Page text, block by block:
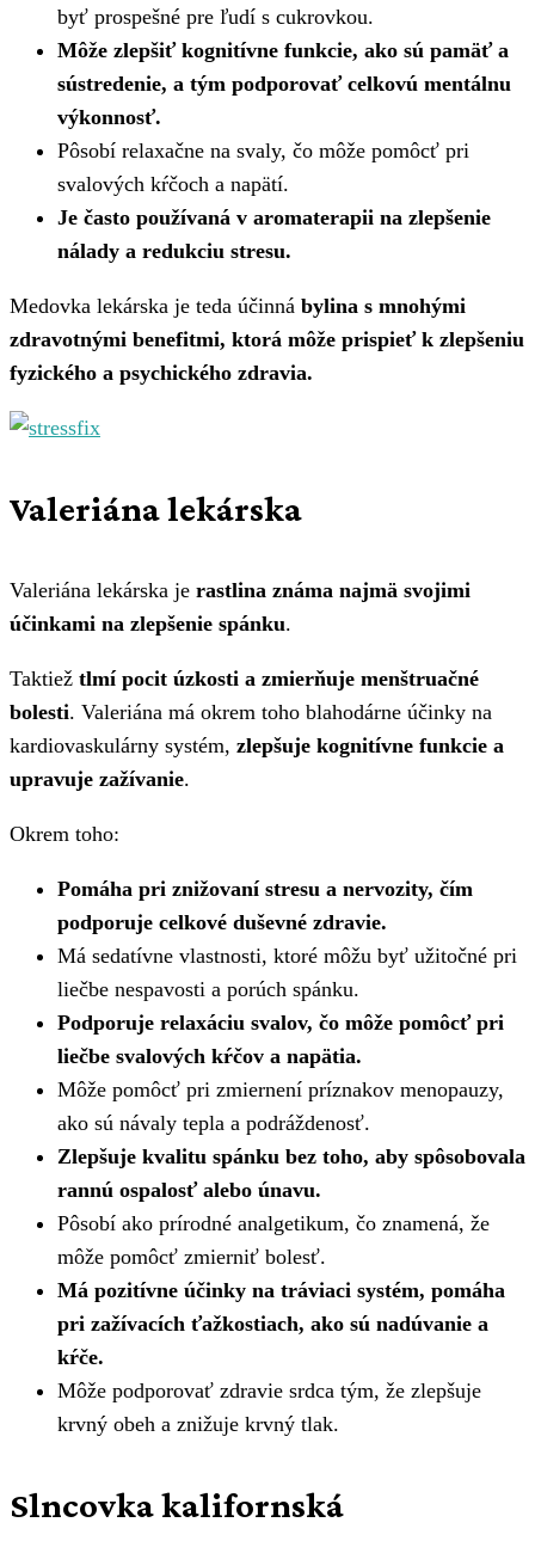
byť prospešné pre ľudí s cukrovkou.
Môže zlepšiť kognitívne funkcie, ako sú pamäť a
sústredenie, a tým podporovať celkovú mentálnu
výkonnosť.
Pôsobí relaxačne na svaly, čo môže pomôcť pri
svalových kŕčoch a napätí.
Je často používaná v aromaterapii na zlepšenie
nálady a redukciu stresu.
Medovka lekárska je teda účinná bylina s mnohými
zdravotnými benefitmi, ktorá môže prispieť k zlepšeniu
fyzického a psychického zdravia.
Valeriána lekárska
Valeriána lekárska je rastlina známa najmä svojimi
účinkami na zlepšenie spánku.
Taktiež tlmí pocit úzkosti a zmierňuje menštruačné
bolesti. Valeriána má okrem toho blahodárne účinky na
kardiovaskulárny systém, zlepšuje kognitívne funkcie a
upravuje zažívanie.
Okrem toho:
Pomáha pri znižovaní stresu a nervozity, čím
podporuje celkové duševné zdravie.
Má sedatívne vlastnosti, ktoré môžu byť užitočné pri
liečbe nespavosti a porúch spánku.
Podporuje relaxáciu svalov, čo môže pomôcť pri
liečbe svalových kŕčov a napätia.
Môže pomôcť pri zmiernení príznakov menopauzy,
ako sú návaly tepla a podráždenosť.
Zlepšuje kvalitu spánku bez toho, aby spôsobovala
rannú ospalosť alebo únavu.
Pôsobí ako prírodné analgetikum, čo znamená, že
môže pomôcť zmierniť bolesť.
Má pozitívne účinky na tráviaci systém, pomáha
pri zažívacích ťažkostiach, ako sú nadúvanie a
kŕče.
Môže podporovať zdravie srdca tým, že zlepšuje
krvný obeh a znižuje krvný tlak.
Slncovka kalifornská